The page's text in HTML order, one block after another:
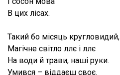
В цих лісах.
Такий бо місяць кругловидий,
Магічне світло ллє і ллє
На води й трави, наші руки.
Умився – віддаєш своє.